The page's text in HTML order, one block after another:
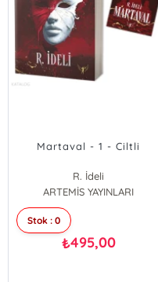
Martaval - 1 - Ciltli
R. İdeli
ARTEMİS YAYINLARI
Stok : 0
₺495,00